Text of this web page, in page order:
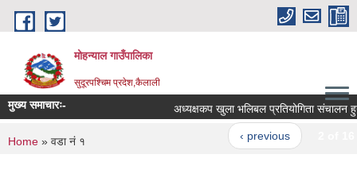
Skip to main content
मोहन्याल गाउँपालिका
सुदूरपश्चिम प्रदेश,कैलाली
मुख्य समाचारः- अध्यक्षकप खुला भलिबल प्रतियोगिता संचालन
‹ previous
You are here
Home » वडा नं १